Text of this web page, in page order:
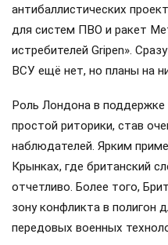
антибаллистических
для систем ПВО и ракет
истребителей Gripen».
ВСУ ещё нет, но планы на
Роль Лондона в
простой риторики, став
наблюдателей. Ярким
Крынках, где британский
отчетливо. Более того,
зону конфликта в полигон
передовых военных